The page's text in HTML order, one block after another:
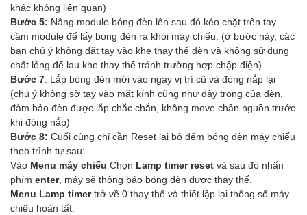
khác không liên quan)
Bước 5: Nâng module bóng đèn lên sau đó kéo chặt trên tay
cầm module để lấy bóng đèn ra khỏi máy chiếu. (ở bước này, các
bạn chú ý không đặt tay vào khe thay thế đèn và không sử dụng
chất lỏng để lau khe thay thế tránh trường hợp chập điện).
Bước 7: Lắp bóng đèn mới vào ngay vị trí cũ và đóng nắp lại
(chú ý không sờ tay vào mặt kính cũng như dây trong của đèn,
đảm bảo đèn được lắp chắc chắn, không move chân nguồn trước
khi đóng nắp)
Bước 8: Cuối cùng chỉ cần Reset lại bộ đếm bóng đèn máy chiếu
theo trình tự sau:
Vào Menu máy chiếu Chọn Lamp timer reset và sau đó nhấn
phím enter, máy sẽ thông báo bóng đèn được thay thế.
Menu Lamp timertrở về 0 thay thế và thiết lập lại thông số máy
chiếu hoàn tất.